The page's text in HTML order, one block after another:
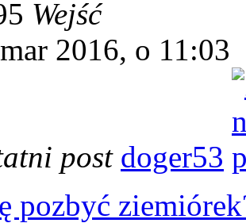
Wejść
2016, o 11:03
post doger53
pozbyć